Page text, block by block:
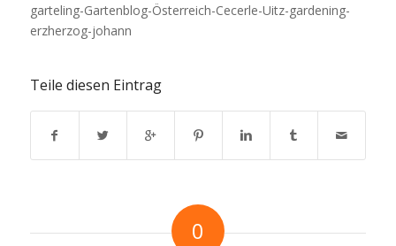
garteling-Gartenblog-Österreich-Cecerle-Uitz-gardening-
erzherzog-johann
Teile diesen Eintrag
0